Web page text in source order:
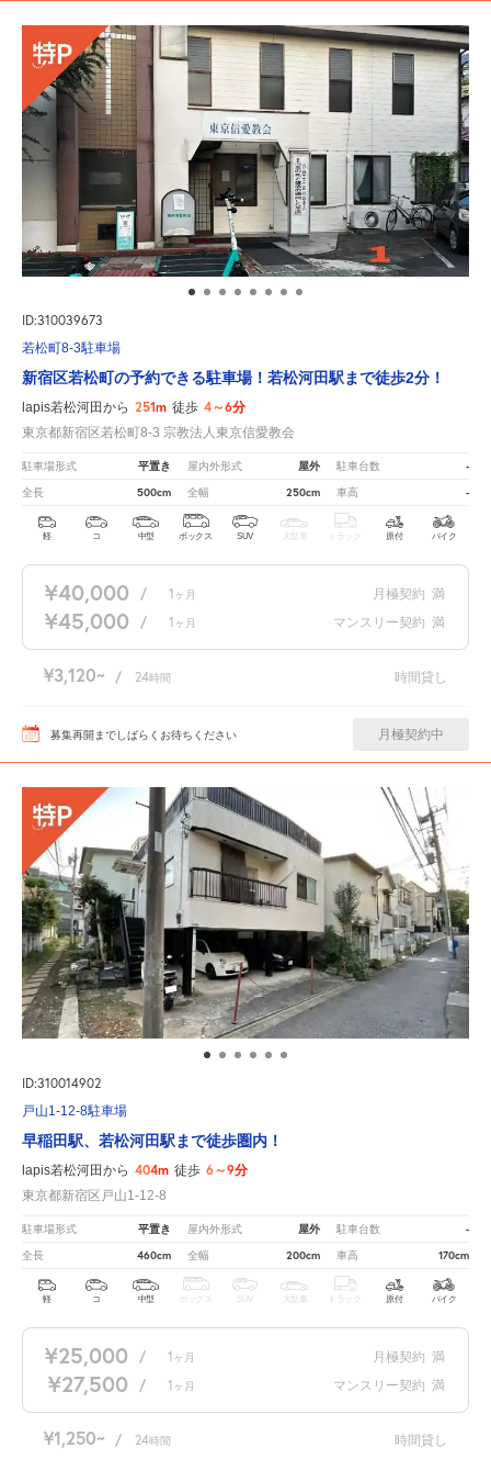
ID:310039673
若松町8-3駐車場
新宿区若松町の予約できる駐車場！若松河田駅まで徒歩2分！
lapis若松河田から 251m 徒歩 4～6分
東京都新宿区若松町8-3 宗教法人東京信愛教会
駐車場形式 平置き 屋内外形式 屋外 駐車台数 -
全長 500cm 全幅 250cm 車高 -
軽 コ 中型 ボックス SUV 大型車 トラック 原付 バイク
¥40,000 / 1 ヶ月 月極契約 満
¥45,000 / 1 ヶ月 マンスリー契約 満
¥3,120 / 24時間 時間貸し
募集再開までしばらくお待ちください 月極契約中
ID:310014902
戸山1-12-8駐車場
早稲田駅、若松河田駅まで徒歩圏内！
lapis若松河田から 404m 徒歩 6～9分
東京都新宿区戸山1-12-8
駐車場形式 平置き 屋内外形式 屋外 駐車台数 -
全長 460cm 全幅 200cm 車高 170cm
軽 コ 中型 ボックス SUV 大型車 トラック 原付 バイク
¥25,000 / 1 ヶ月 月極契約 満
¥27,500 / 1 ヶ月 マンスリー契約 満
¥1,250 / 24時間 時間貸し